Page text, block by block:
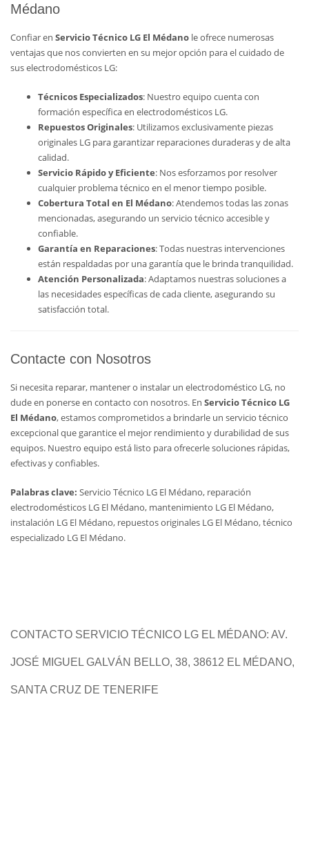
Médano
Confiar en Servicio Técnico LG El Médano le ofrece numerosas
ventajas que nos convierten en su mejor opción para el cuidado de
sus electrodomésticos LG:
Técnicos Especializados: Nuestro equipo cuenta con
formación específica en electrodomésticos LG.
Repuestos Originales: Utilizamos exclusivamente piezas
originales LG para garantizar reparaciones duraderas y de alta
calidad.
Servicio Rápido y Eficiente: Nos esforzamos por resolver
cualquier problema técnico en el menor tiempo posible.
Cobertura Total en El Médano: Atendemos todas las zonas
mencionadas, asegurando un servicio técnico accesible y
confiable.
Garantía en Reparaciones: Todas nuestras intervenciones
están respaldadas por una garantía que le brinda tranquilidad.
Atención Personalizada: Adaptamos nuestras soluciones a
las necesidades específicas de cada cliente, asegurando su
satisfacción total.
Contacte con Nosotros
Si necesita reparar, mantener o instalar un electrodoméstico LG, no
dude en ponerse en contacto con nosotros. En Servicio Técnico LG
El Médano, estamos comprometidos a brindarle un servicio técnico
excepcional que garantice el mejor rendimiento y durabilidad de sus
equipos. Nuestro equipo está listo para ofrecerle soluciones rápidas,
efectivas y confiables.
Palabras clave: Servicio Técnico LG El Médano, reparación
electrodomésticos LG El Médano, mantenimiento LG El Médano,
instalación LG El Médano, repuestos originales LG El Médano, técnico
especializado LG El Médano.
CONTACTO SERVICIO TÉCNICO LG EL MÉDANO: AV.
JOSÉ MIGUEL GALVÁN BELLO, 38, 38612 EL MÉDANO,
SANTA CRUZ DE TENERIFE